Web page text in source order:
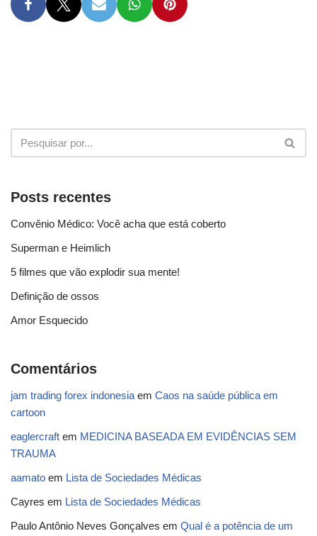
Posts recentes
Convênio Médico: Você acha que está coberto
Superman e Heimlich
5 filmes que vão explodir sua mente!
Definição de ossos
Amor Esquecido
Comentários
jam trading forex indonesia em Caos na saúde pública em
cartoon
eaglercraft em MEDICINA BASEADA EM EVIDÊNCIAS SEM
TRAUMA
aamato em Lista de Sociedades Médicas
Cayres em Lista de Sociedades Médicas
Paulo Antônio Neves Gonçalves em Qual é a potência de um